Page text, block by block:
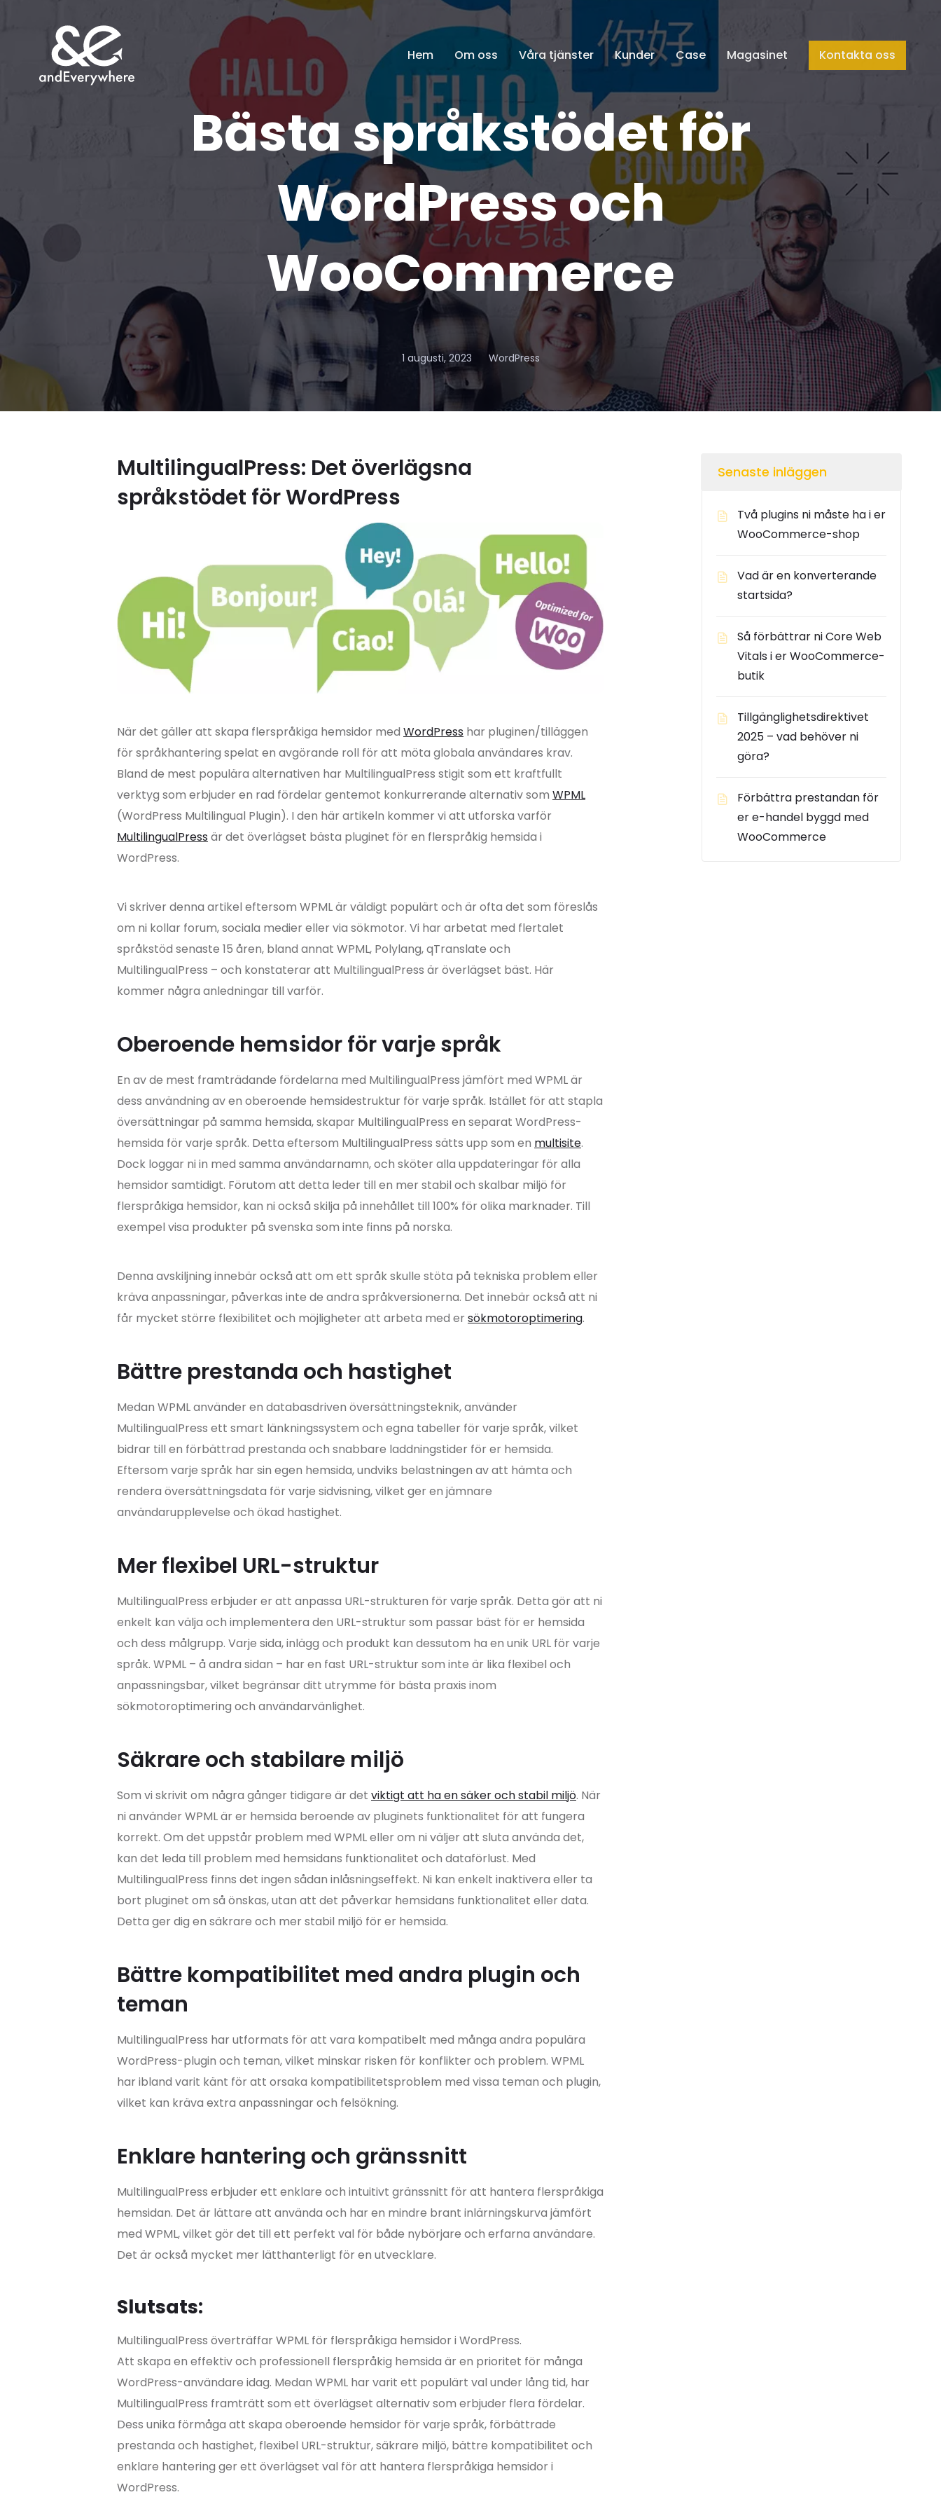
Hem Om oss Våra tjänster Kunder Case Magasinet Kontakta oss
Bästa språkstödet för
WordPress och
WooCommerce
1 augusti, 2023 WordPress
MultilingualPress: Det överlägsna
språkstödet för WordPress
När det gäller att skapa flerspråkiga hemsidor med WordPress har pluginen/tilläggen
för språkhantering spelat en avgörande roll för att möta globala användares krav.
Bland de mest populära alternativen har MultilingualPress stigit som ett kraftfullt
verktyg som erbjuder en rad fördelar gentemot konkurrerande alternativ som WPML
(WordPress Multilingual Plugin). I den här artikeln kommer vi att utforska varför
MultilingualPress är det överlägset bästa pluginet för en flerspråkig hemsida i
WordPress.
Vi skriver denna artikel eftersom WPML är väldigt populärt och är ofta det som föreslås
om ni kollar forum, sociala medier eller via sökmotor. Vi har arbetat med flertalet
språkstöd senaste 15 åren, bland annat WPML, Polylang, qTranslate och
MultilingualPress – och konstaterar att MultilingualPress är överlägset bäst. Här
kommer några anledningar till varför.
Oberoende hemsidor för varje språk
En av de mest framträdande fördelarna med MultilingualPress jämfört med WPML är
dess användning av en oberoende hemsidestruktur för varje språk. Istället för att stapla
översättningar på samma hemsida, skapar MultilingualPress en separat WordPress-
hemsida för varje språk. Detta eftersom MultilingualPress sätts upp som en multisite.
Dock loggar ni in med samma användarnamn, och sköter alla uppdateringar för alla
hemsidor samtidigt. Förutom att detta leder till en mer stabil och skalbar miljö för
flerspråkiga hemsidor, kan ni också skilja på innehållet till 100% för olika marknader. Till
exempel visa produkter på svenska som inte finns på norska.
Denna avskiljning innebär också att om ett språk skulle stöta på tekniska problem eller
kräva anpassningar, påverkas inte de andra språkversionerna. Det innebär också att ni
får mycket större flexibilitet och möjligheter att arbeta med ersökmotoroptimering.
Bättre prestanda och hastighet
Medan WPML använder en databasdriven översättningsteknik, använder
MultilingualPress ett smart länkningssystem och egna tabeller för varje språk, vilket
bidrar till en förbättrad prestanda och snabbare laddningstider för er hemsida.
Eftersom varje språk har sin egen hemsida, undviks belastningen av att hämta och
rendera översättningsdata för varje sidvisning, vilket ger en jämnare
användarupplevelse och ökad hastighet.
Mer flexibel URL-struktur
MultilingualPress erbjuder er att anpassa URL-strukturen för varje språk. Detta gör att ni
enkelt kan välja och implementera den URL-struktur som passar bäst för er hemsida
och dess målgrupp. Varje sida, inlägg och produkt kan dessutom ha en unik URL för varje
språk. WPML – å andra sidan – har en fast URL-struktur som inte är lika flexibel och
anpassningsbar, vilket begränsar ditt utrymme för bästa praxis inom
sökmotoroptimering och användarvänlighet.
Säkrare och stabilare miljö
Som vi skrivit om några gånger tidigare är det viktigt att ha en säker och stabil miljö. När
ni använder WPML är er hemsida beroende av pluginets funktionalitet för att fungera
korrekt. Om det uppstår problem med WPML eller om ni väljer att sluta använda det,
kan det leda till problem med hemsidans funktionalitet och dataförlust. Med
MultilingualPress finns det ingen sådan inlåsningseffekt. Ni kan enkelt inaktivera eller ta
bort pluginet om så önskas, utan att det påverkar hemsidans funktionalitet eller data.
Detta ger dig en säkrare och mer stabil miljö för er hemsida.
Bättre kompatibilitet med andra plugin och
teman
MultilingualPress har utformats för att vara kompatibelt med många andra populära
WordPress-plugin och teman, vilket minskar risken för konflikter och problem. WPML
har ibland varit känt för att orsaka kompatibilitetsproblem med vissa teman och plugin,
vilket kan kräva extra anpassningar och felsökning.
Enklare hantering och gränssnitt
MultilingualPress erbjuder ett enklare och intuitivt gränssnitt för att hantera flerspråkiga
hemsidan. Det är lättare att använda och har en mindre brant inlärningskurva jämfört
med WPML, vilket gör det till ett perfekt val för både nybörjare och erfarna användare.
Det är också mycket mer lätthanterligt för en utvecklare.
Slutsats:
MultilingualPress överträffar WPML för flerspråkiga hemsidor i WordPress.
Att skapa en effektiv och professionell flerspråkig hemsida är en prioritet för många
WordPress-användare idag. Medan WPML har varit ett populärt val under lång tid, har
MultilingualPress framträtt som ett överlägset alternativ som erbjuder flera fördelar.
Dess unika förmåga att skapa oberoende hemsidor för varje språk, förbättrade
prestanda och hastighet, flexibel URL-struktur, säkrare miljö, bättre kompatibilitet och
enklare hantering ger ett överlägset val för att hantera flerspråkiga hemsidor i
WordPress.
Senaste inläggen
Två plugins ni måste ha i er
WooCommerce-shop
Vad är en konverterande
startsida?
Så förbättrar ni Core Web
Vitals i er WooCommerce-
butik
Tillgänglighetsdirektivet
2025 – vad behöver ni
göra?
Förbättra prestandan för
er e-handel byggd med
WooCommerce